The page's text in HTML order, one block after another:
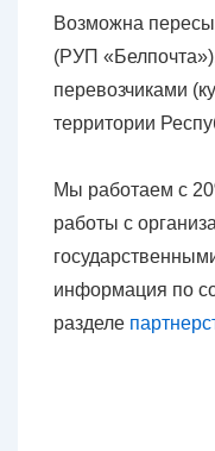
Возможна
(РУП
перевозчиками
территории
Мы работаем с
работы с
информация по
разделе